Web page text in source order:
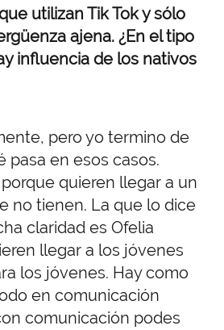
utilizan Tik Tok y sólo
ajena. ¿En el tipo
influencia de los nativos
pero yo termino de
pasa en esos casos.
quieren llegar a un
no tienen. La que lo dice
claridad es Ofelia
llegar a los jóvenes
los jóvenes. Hay como
en comunicación
comunicación podes